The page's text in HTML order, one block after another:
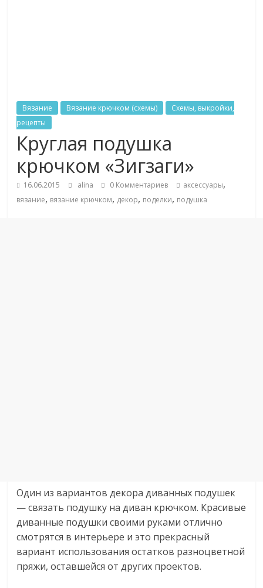
Вязание Вязание крючком (схемы)
Схемы, выкройки,
рецепты
Круглая подушка
крючком «Зигзаги»
16.06.2015 alina 0 Комментариев аксессуары,
вязание, вязание крючком, декор, поделки, подушка
Один из вариантов декора диванных подушек
— связать подушку на диван крючком. Красивые
диванные подушки своими руками отлично
смотрятся в интерьере и это прекрасный
вариант использования остатков разноцветной
пряжи, оставшейся от других проектов.